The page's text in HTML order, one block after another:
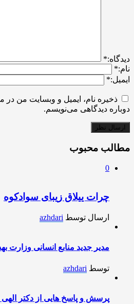
ديدگاه:*
نام:*
ایمیل:*
ذخیره نام، ایمیل و وبسایت من در
دوباره دیدگاهی می‌نویسم.
مطالب محبوب
0
چرات ییلاق زیبای سوادکوه
ارسال توسط azhdari
مدیر جدید منابع انسانی وزارت
توسط azhdari
پرسش و پاسخ هایی از دکتر